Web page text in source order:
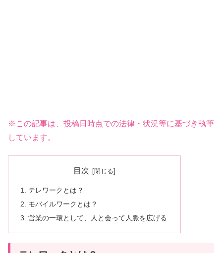
※この記事は、投稿日時点での法律・状況等に基づき執筆
しています。
目次
テレワークとは？
モバイルワークとは？
営業の一環として、人と会って人脈を広げる